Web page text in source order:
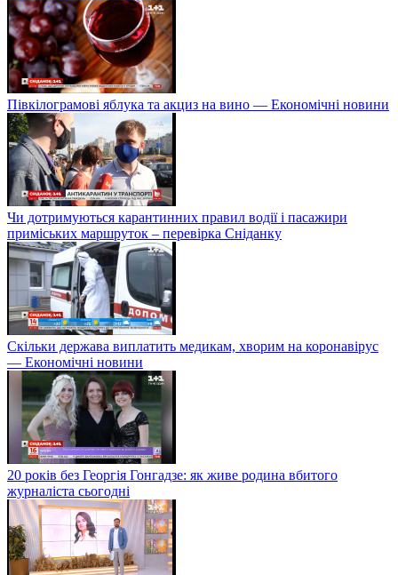
Півкілограмові яблука та акциз на вино — Економічні новини
Чи дотримуються карантинних правил водії і пасажири
приміських маршруток – перевірка Сніданку
Скільки держава виплатить медикам, хворим на коронавірус
— Економічні новини
20 років без Георгія Гонгадзе: як живе родина вбитого
журналіста сьогодні